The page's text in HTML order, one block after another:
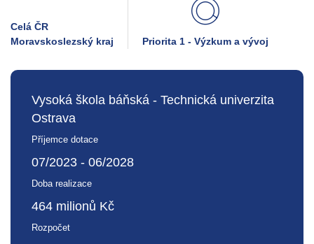
Celá ČR
Moravskoslezský kraj
Priorita 1 - Výzkum a vývoj
Vysoká škola báňská - Technická univerzita
Ostrava
Příjemce dotace
07/2023 - 06/2028
Doba realizace
464 milionů Kč
Rozpočet